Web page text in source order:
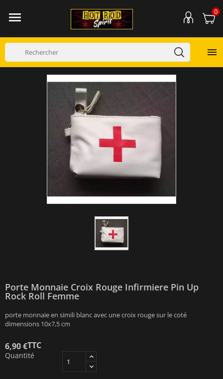
 0

Porte Monnaie Croix Rouge Infirmiere Pin Up
Rock Roll Femme
porte monnaie en simili blanc avec une croix rouge sur le coté
dimensions 10x7,5 cm
6,90 €TTC
Quantité